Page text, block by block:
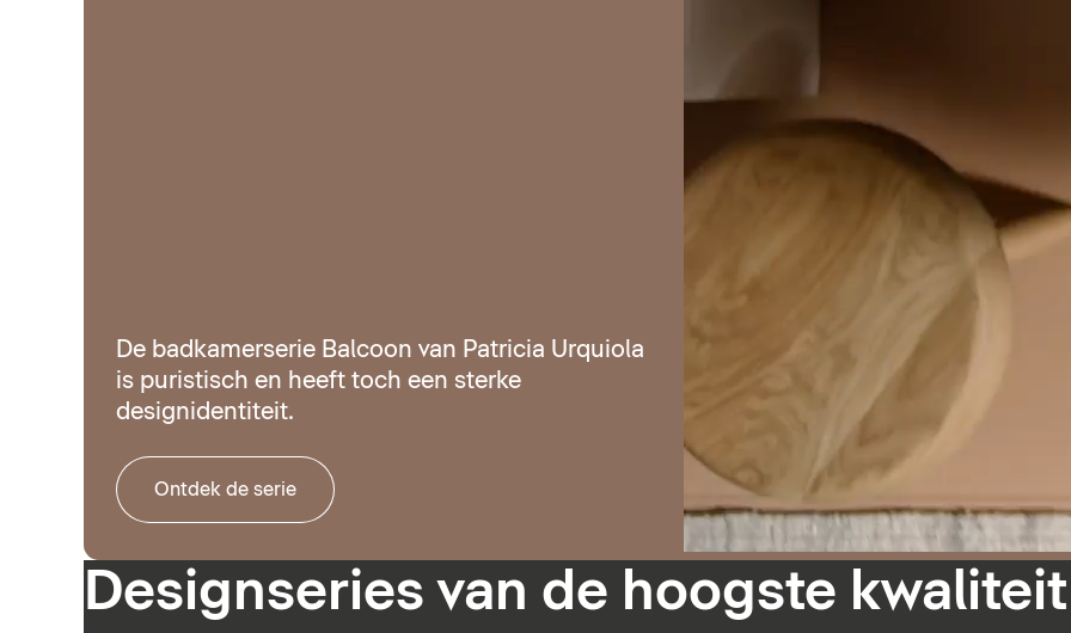
De badkamerserie Balcoon van Patricia Urquiola
is puristisch en heeft toch een sterke
designidentiteit.
Ontdek de serie
Designseries van de hoogste kwaliteit